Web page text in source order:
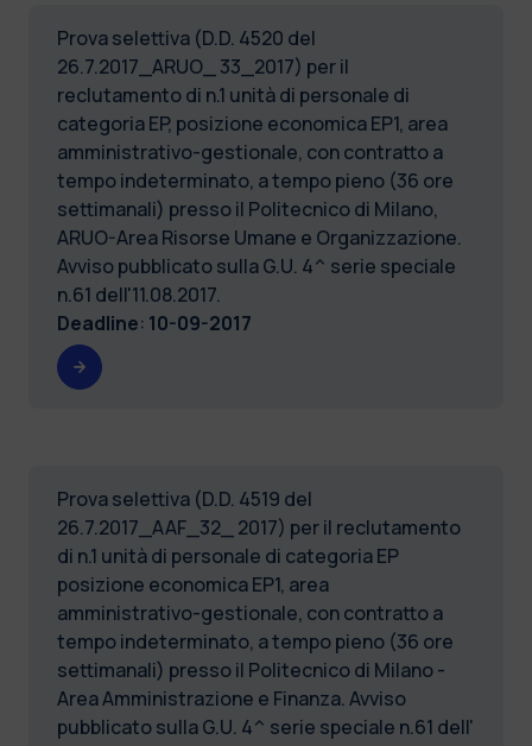
Prova selettiva (D.D. 4520 del
26.7.2017_ARUO_ 33_2017) per il
reclutamento di n.1 unità di personale di
categoria EP, posizione economica EP1, area
amministrativo-gestionale, con contratto a
tempo indeterminato, a tempo pieno (36 ore
settimanali) presso il Politecnico di Milano,
ARUO-Area Risorse Umane e Organizzazione.
Avviso pubblicato sulla G.U. 4^ serie speciale
n.61 dell'11.08.2017.
Deadline: 10-09-2017
Prova selettiva (D.D. 4519 del
26.7.2017_AAF_32_ 2017) per il reclutamento
di n.1 unità di personale di categoria EP
posizione economica EP1, area
amministrativo-gestionale, con contratto a
tempo indeterminato, a tempo pieno (36 ore
settimanali) presso il Politecnico di Milano -
Area Amministrazione e Finanza. Avviso
pubblicato sulla G.U. 4^ serie speciale n.61 dell'